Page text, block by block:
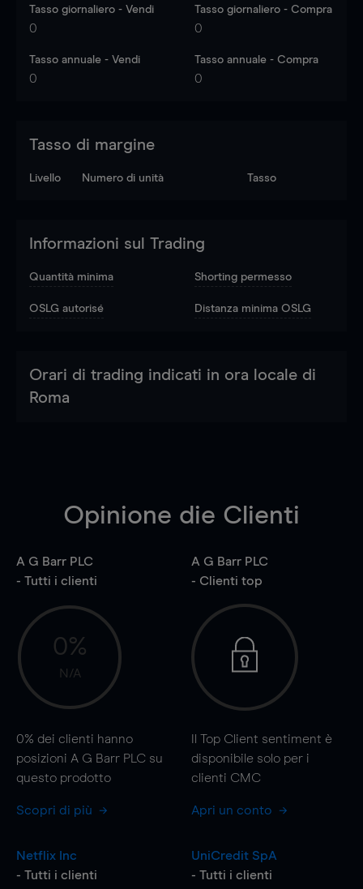
Tasso giornaliero - Vendi
0
Tasso giornaliero - Compra
0
Tasso annuale - Vendi
0
Tasso annuale - Compra
0
Tasso di margine
Livello Numero di unità Tasso
Informazioni sul Trading
Quantità minima Shorting permesso
OSLG autorisé Distanza minima OSLG
Orari di trading indicati in ora locale di
Roma
Opinione die Clienti
A G Barr PLC
- Tutti i clienti
0%
N/A
0% dei clienti hanno
posizioni A G Barr PLC su
questo prodotto
Scopri di più
A G Barr PLC
- Clienti top
Il Top Client sentiment è
disponibile solo per i
clienti CMC
Apri un conto
Netflix Inc
- Tutti i clienti
UniCredit SpA
- Tutti i clienti